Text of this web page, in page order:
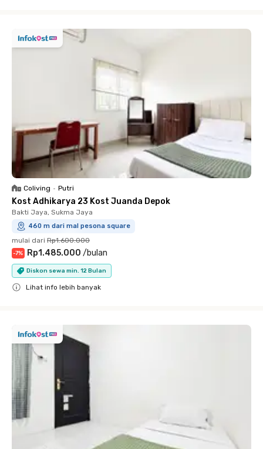
Coliving • Putri
Kost Adhikarya 23 Kost Juanda Depok
Bakti Jaya, Sukma Jaya
460 m dari mal pesona square
mulai dari Rp1.600.000
-7% Rp1.485.000 /bulan
Diskon sewa min. 12 Bulan
Lihat info lebih banyak